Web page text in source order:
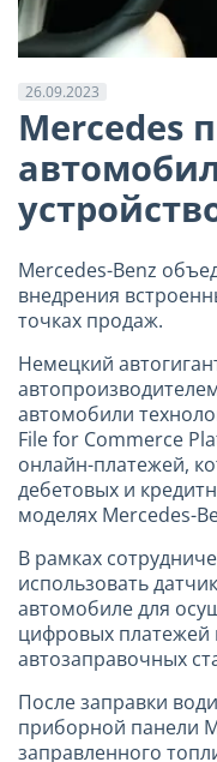
26.09.2023
Mercedes
Mercedes-Benz
внедрения
точках продаж.
Немецкий
автомобили
File for Commerce
онлайн-платежей,
дебетовых и
моделях Mercedes-
В рамках
использовать
автомобиле для
цифровых платежей
автозаправочных
После заправки
приборной панели
заправленного